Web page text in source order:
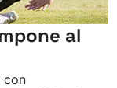
al
con